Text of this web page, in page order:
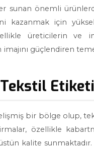
sunan önemli
kazanmak için
üreticilerin ve
güçlendiren
bir bölge olup,
özellikle
kalite